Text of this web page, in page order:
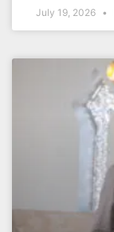
July 19, 2026